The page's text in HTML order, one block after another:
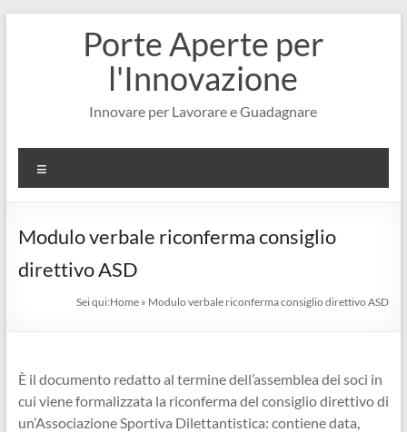
Porte Aperte per
l'Innovazione
Innovare per Lavorare e Guadagnare
Modulo verbale riconferma consiglio
direttivo ASD​
Sei qui:Home » Modulo verbale riconferma consiglio direttivo ASD​
È il documento redatto al termine dell’assemblea dei soci in
cui viene formalizzata la riconferma del consiglio direttivo di
un’Associazione Sportiva Dilettantistica: contiene data,